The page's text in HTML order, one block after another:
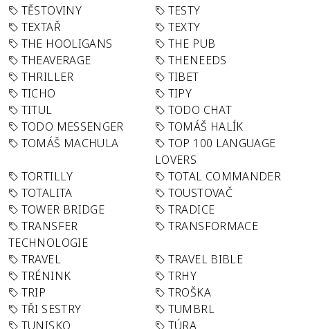
TĚSTOVINY
TESTY
TEXTAŘ
TEXTY
THE HOOLIGANS
THE PUB
THEAVERAGE
THENEEDS
THRILLER
TIBET
TICHO
TIPY
TITUL
TODO CHAT
TODO MESSENGER
TOMÁŠ HALÍK
TOMÁŠ MACHULA
TOP 100 LANGUAGE
LOVERS
TORTILLY
TOTAL COMMANDER
TOTALITA
TOUSTOVAČ
TOWER BRIDGE
TRADICE
TRANSFER
TECHNOLOGIE
TRANSFORMACE
TRAVEL
TRAVEL BIBLE
TRÉNINK
TRHY
TRIP
TROŠKA
TŘI SESTRY
TUMBRL
TUNISKO
TÚRA